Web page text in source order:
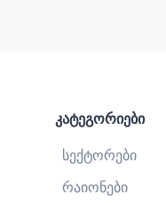
კატეგორიები
სექტორები
რაიონები